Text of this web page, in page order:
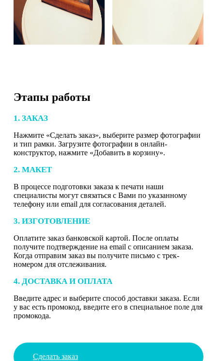
Этапы работы
1. ЗАКАЗ
Нажмите «Сделать заказ», выберите размер фотографии
и тип рамки. Загрузите фотографии в онлайн-
конструктор, нажмите «Добавить в корзину».
2. МАКЕТ
В процессе подготовки заказа к печати наши
специалисты могут связаться с Вами по указанному
телефону или email для согласования деталей.
3. ИЗГОТОВЛЕНИЕ
Оплатите заказ банковской картой. После оплаты
получите подтверждение на email с описанием заказа.
Когда отправим заказ вы получите письмо с трек-
номером для отслеживания.
4. ДОСТАВКА И ОПЛАТА
Введите адрес и выберите способ доставки заказа. Если
у вас есть промокод, введите его в специальное поле для
промокода.
Сделать заказ